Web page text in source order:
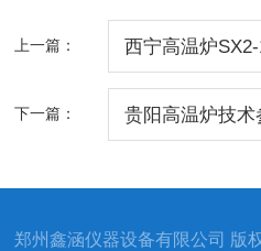
上一篇： 西宁高温炉
下一篇： 贵阳高温炉技术
郑州鑫涵仪器设备有限公司